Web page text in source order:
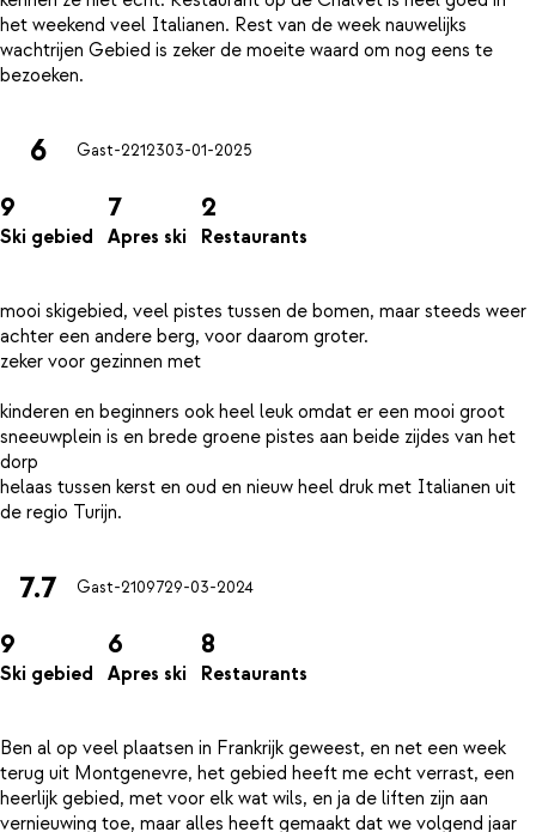
het weekend veel Italianen. Rest van de week nauwelijks
wachtrijen Gebied is zeker de moeite waard om nog eens te
6 Gast-2212303-01-2025
9
Ski gebied
7
Apres ski
2
Restaurants
mooi skigebied, veel pistes tussen de bomen, maar steeds weer
achter een andere berg, voor daarom groter.
zeker voor gezinnen met
kinderen en beginners ook heel leuk omdat er een mooi groot
sneeuwplein is en brede groene pistes aan beide zijdes van het
dorp
helaas tussen kerst en oud en nieuw heel druk met Italianen uit
7.7 Gast-2109729-03-2024
9
Ski gebied
6
Apres ski
8
Restaurants
Ben al op veel plaatsen in Frankrijk geweest, en net een week
terug uit Montgenevre, het gebied heeft me echt verrast, een
heerlijk gebied, met voor elk wat wils, en ja de liften zijn aan
vernieuwing toe, maar alles heeft gemaakt dat we volgend jaar